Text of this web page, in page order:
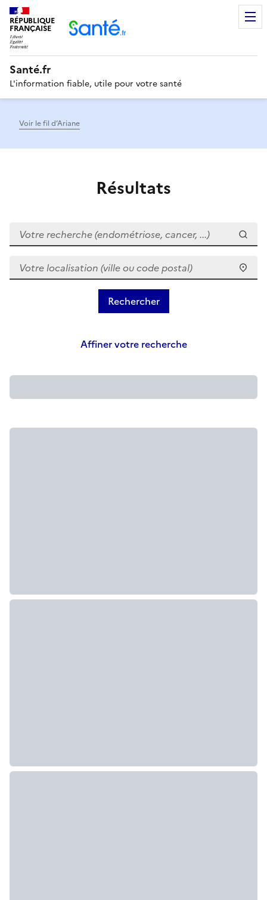
RÉPUBLIQUE
FRANÇAISE
Santé.fr
L'information fiable, utile pour votre santé
Voir le fil d’Ariane
Résultats
Votre recherche (endométriose, cancer, ...)
Votre localisation (ville ou code postal)
Affiner votre recherche